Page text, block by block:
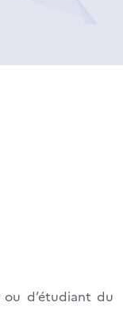
ou d’étudiant du